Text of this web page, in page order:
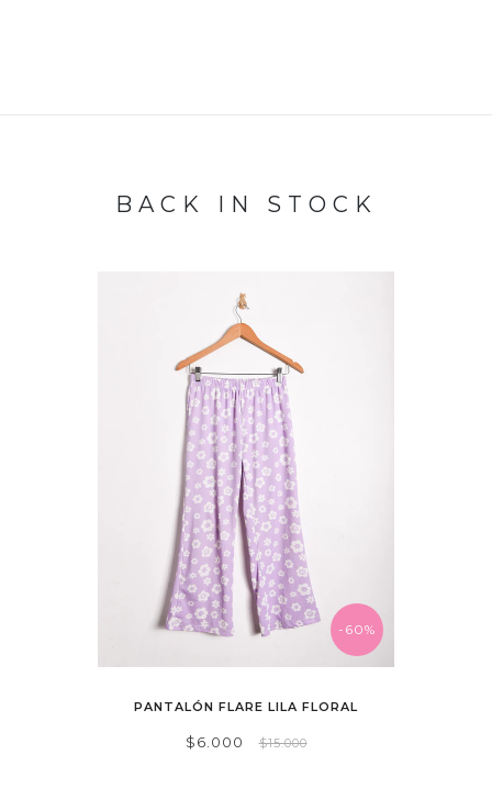
BACK IN STOCK
-60%
PANTALÓN FLARE LILA FLORAL
$6.000 $15.000